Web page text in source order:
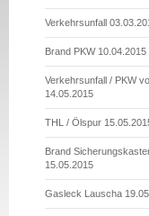
Verkehrsunfall
Brand PKW 10.04.2015
Verkehrsunfall / PKW
14.05.2015
THL / Ölspur
Brand
15.05.2015
Gasleck Lauscha